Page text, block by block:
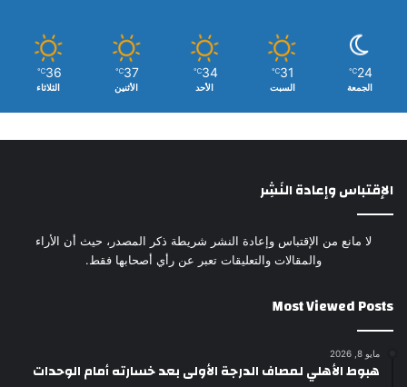
24
℃
الجمعة
31
℃
السبت
34
℃
الأحد
37
℃
الأثنين
36
℃
الثلاثاء
الإقتباس وإعادة النَشِر
لا مانع من الإقتباس وإعادة النشر شريطة ذكر المصدر، حيث أن الأراء
والمقالات والتعليقات تعبر عن رأي أصحابها فقط.
Most Viewed Posts
مايو 8, 2026
هبوط الأهلي لمصاف الدرجة الأولى بعد خسارته أمام الوحدات